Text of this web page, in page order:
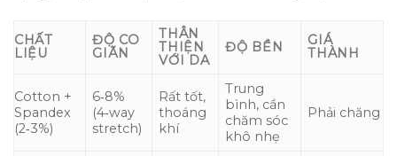
CHẤT
LIỆU
ĐỘ CO
GIÃN
THÂN
THIỆN
VỚI DA
ĐỘ BỀN
GIÁ
THÀNH
Cotton +
Spandex
(2‑3%)
6‑8%
(4‑way
stretch)
Rất tốt,
thoáng
khí
Trung
bình, cần
chăm sóc
khô nhẹ
Phải chăng